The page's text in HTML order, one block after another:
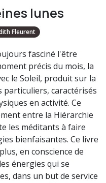
lunes
Fleurent
fasciné l'être
précis du mois, la
le Soleil, produit sur la
particuliers, caractérisés
en activité. Ce
entre la Hiérarchie
les méditants à faire
bienfaisantes. Ce livre
en conscience de
énergies qui se
dans un but de service